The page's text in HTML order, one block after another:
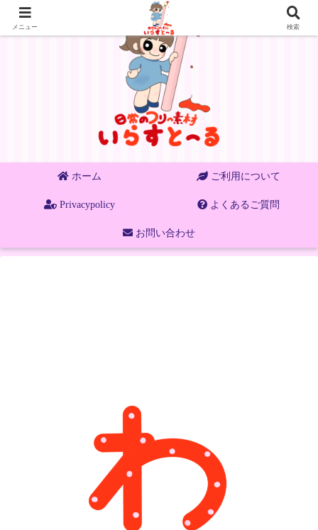
ホーム ご利用について
Privacypolicy よくあるご質問
お問い合わせ
メニュー 検索